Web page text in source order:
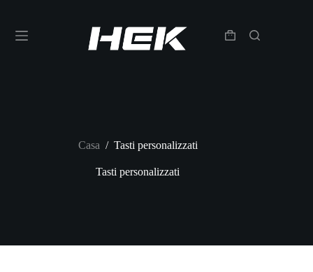
Casa / Tasti personalizzati
Tasti personalizzati